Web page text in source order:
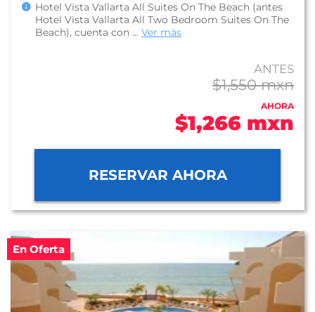
Hotel Vista Vallarta All Suites On The Beach (antes
Hotel Vista Vallarta All Two Bedroom Suites On The
Beach), cuenta con ... Ver más
ANTES
$1,550 mxn
AHORA
$1,266 mxn
RESERVAR AHORA
En Oferta